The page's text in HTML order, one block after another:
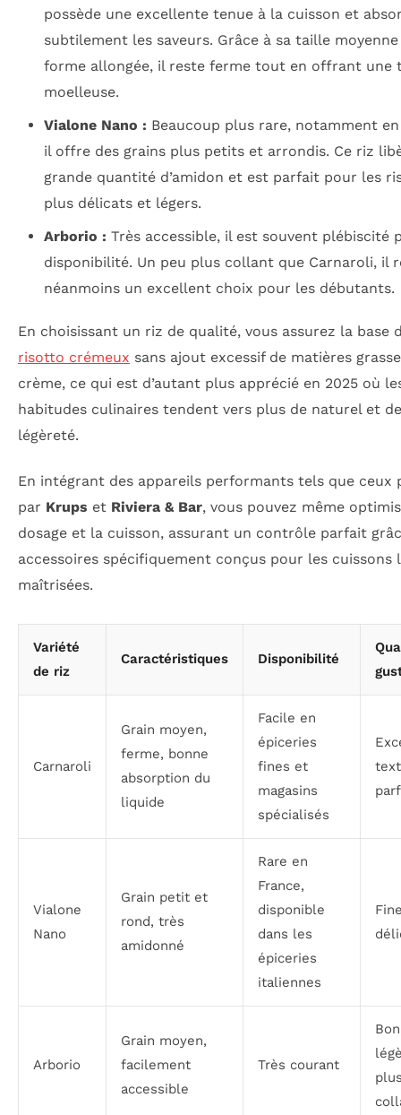
possède une excellente tenue à la cuisson et
subtilement les saveurs. Grâce à sa taille
forme allongée, il reste ferme tout en offrant une
moelleuse.
Vialone Nano : Beaucoup plus rare, notamment en
il offre des grains plus petits et arrondis. Ce riz
grande quantité d’amidon et est parfait pour les
plus délicats et légers.
Arborio : Très accessible, il est souvent plébiscité
disponibilité. Un peu plus collant que Carnaroli, il
néanmoins un excellent choix pour les débutants.
En choisissant un riz de qualité, vous assurez la base
risotto crémeux sans ajout excessif de matières
crème, ce qui est d’autant plus apprécié en 2025 où
habitudes culinaires tendent vers plus de naturel et de
légèreté.
En intégrant des appareils performants tels que ceux
par Krups et Riviera & Bar, vous pouvez même
dosage et la cuisson, assurant un contrôle parfait
accessoires spécifiquement conçus pour les cuissons
maîtrisées.
Variété
de riz
Caractéristiques Disponibilité
Carnaroli
Grain moyen,
ferme, bonne
absorption du
liquide
Facile en
épiceries
fines et
magasins
spécialisés
Vialone
Nano
Grain petit et
rond, très
amidonné
Rare en
France,
disponible
dans les
épiceries
italiennes
Arborio
Grain moyen,
facilement
accessible
Très courant